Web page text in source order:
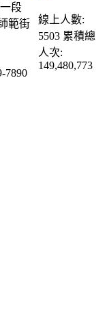
段
範街
7890
線上人數:
5503 累積總
人次:
149,480,773